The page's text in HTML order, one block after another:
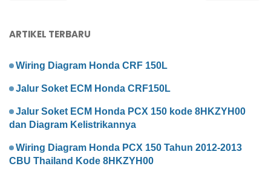
ARTIKEL TERBARU
Wiring Diagram Honda CRF 150L
Jalur Soket ECM Honda CRF150L
Jalur Soket ECM Honda PCX 150 kode 8HKZYH00
dan Diagram Kelistrikannya
Wiring Diagram Honda PCX 150 Tahun 2012-2013
CBU Thailand Kode 8HKZYH00